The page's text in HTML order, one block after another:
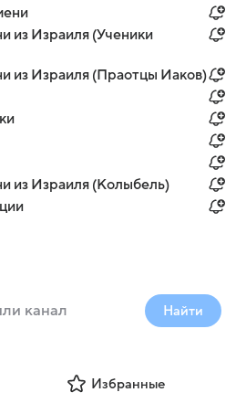
из Израиля (Ученики
из Израиля (Праотцы Иаков)
из Израиля (Колыбель)
Найти
Избранные